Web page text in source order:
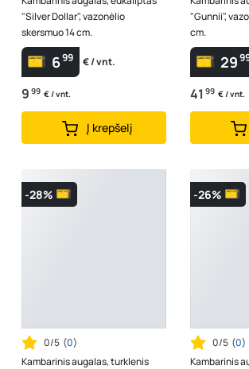
"Silver Dollar", vazonėlio
skersmuo 14 cm.
699 € / vnt.
9 99 € / vnt.
Į krepšelį
"Gunnii",
cm.
29
41 99 € / vnt.
-28%
0/5 (0)
Kambarinis augalas, turklenis
-26%
0/5 (0)
Kambarinis